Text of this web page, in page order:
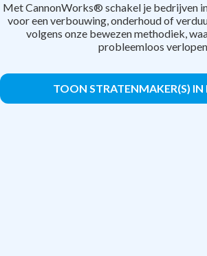
Met CannonWorks® schakel je bedrijven
voor een verbouwing, onderhoud of
volgens onze bewezen methodiek,
probleemloos
TOON STRATENMAKER(S) IN